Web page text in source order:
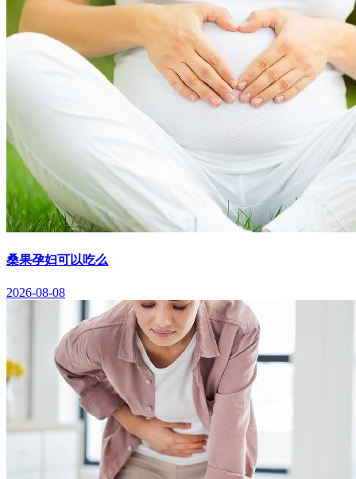
桑果孕妇可以吃么
2026-08-08